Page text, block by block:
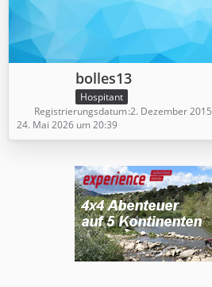
bolles13
Hospitant
Registrierungsdatum 2. Dezember 2015
24. Mai 2026 um 20:39